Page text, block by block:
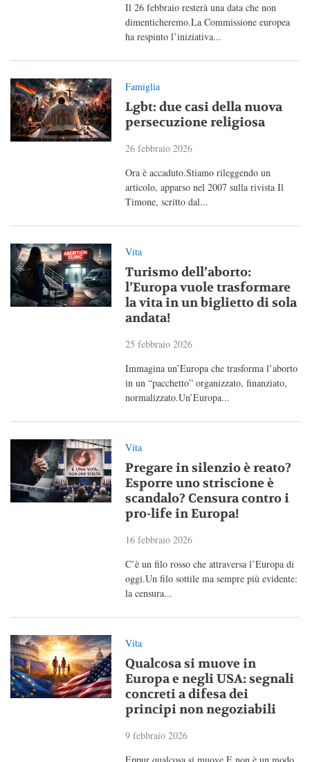
Il 26 febbraio resterà una data che non
dimenticheremo.La Commissione europea
ha respinto l’iniziativa...
Famiglia
Lgbt: due casi della nuova
persecuzione religiosa
26 febbraio 2026
Ora è accaduto.Stiamo rileggendo un
articolo, apparso nel 2007 sulla rivista Il
Timone, scritto dal...
Vita
Turismo dell’aborto:
l’Europa vuole trasformare
la vita in un biglietto di sola
andata!
25 febbraio 2026
Immagina un’Europa che trasforma l’aborto
in un “pacchetto” organizzato, finanziato,
normalizzato.Un’Europa...
Vita
Pregare in silenzio è reato?
Esporre uno striscione è
scandalo? Censura contro i
pro-life in Europa!
16 febbraio 2026
C’è un filo rosso che attraversa l’Europa di
oggi.Un filo sottile ma sempre più evidente:
la censura...
Vita
Qualcosa si muove in
Europa e negli USA: segnali
concreti a difesa dei
principi non negoziabili
9 febbraio 2026